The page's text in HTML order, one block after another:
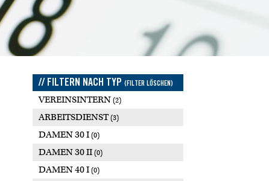
// FILTERN NACH TYP (FILTER LÖSCHEN)
VEREINSINTERN (2)
ARBEITSDIENST(3)
DAMEN 30 I (0)
DAMEN 30 II (0)
DAMEN 40 I (0)